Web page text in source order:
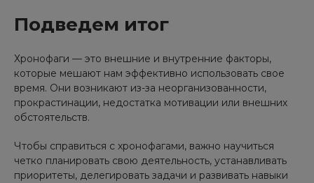
Подведем итог
Хронофаги — это внешние и внутренние факторы,
которые мешают нам эффективно использовать свое
время. Они возникают из-за неорганизованности,
прокрастинации, недостатка мотивации или внешних
обстоятельств.
Чтобы справиться с хронофагами, важно научиться
четко планировать свою деятельность, устанавливать
приоритеты, делегировать задачи и развивать навыки